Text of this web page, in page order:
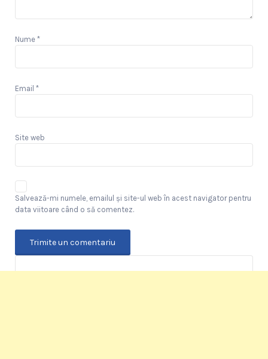
Nume *
Email *
Site web
Salvează-mi numele, emailul și site-ul web în acest navigator pentru
data viitoare când o să comentez.